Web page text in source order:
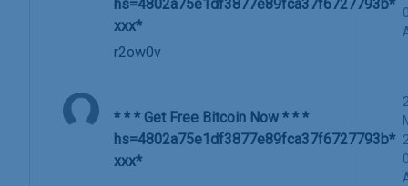
hs=4802a75e1df3877e89fca37f6727793b*
ххх*
r2ow0v
* * * Get Free Bitcoin Now * * *
hs=4802a75e1df3877e89fca37f6727793b*
ххх*